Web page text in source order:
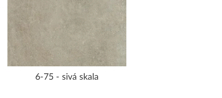
6-75 - sivá skala